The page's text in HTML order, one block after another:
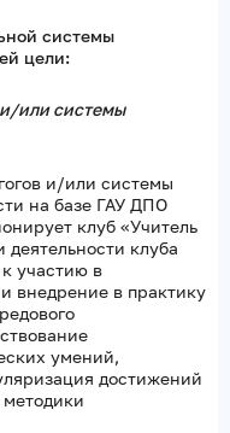
системы
цели:
или системы
и/или системы
на базе ГАУ ДПО
клуб «Учитель
клуба
участию в
внедрение в практику
умений,
достижений
методики